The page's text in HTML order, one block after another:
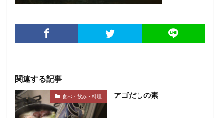
関連する記事
食べ・飲み・料理 アゴだしの素